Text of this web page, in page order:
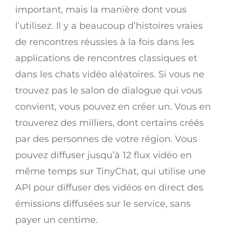
important, mais la manière dont vous
l’utilisez. Il y a beaucoup d’histoires vraies
de rencontres réussies à la fois dans les
applications de rencontres classiques et
dans les chats vidéo aléatoires. Si vous ne
trouvez pas le salon de dialogue qui vous
convient, vous pouvez en créer un. Vous en
trouverez des milliers, dont certains créés
par des personnes de votre région. Vous
pouvez diffuser jusqu’à 12 flux vidéo en
même temps sur TinyChat, qui utilise une
API pour diffuser des vidéos en direct des
émissions diffusées sur le service, sans
payer un centime.